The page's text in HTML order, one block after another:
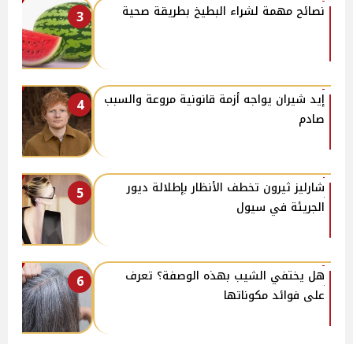
3 نصائح مهمة لشراء البطيخ بطريقة صحية
4
إيد شيران يواجه أزمة قانونية مروعة والسبب
صادم
5
شارليز ثيرون تخطف الأنظار بإطلالة ديور
الجريئة في سيول
6
هل يختفي الشيب بهذه الوصفة؟ تعرف
على فوائد مكوناتها